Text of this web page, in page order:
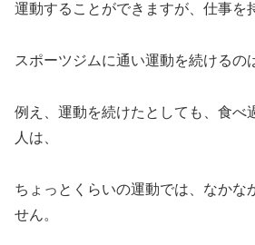
運動することができますが、仕事を
スポーツジムに通い運動を続けるの
例え、運動を続けたとしても、食べ
人は、
ちょっとくらいの運動では、なかな
せん。